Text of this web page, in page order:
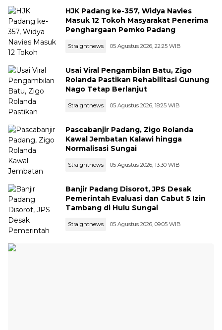
HJK Padang ke-357, Widya Navies
Masuk 12 Tokoh Masyarakat Penerima
Penghargaan Pemko Padang
Straightnews 05 Agustus 2026, 22:25 WIB
Usai Viral Pengambilan Batu, Zigo
Rolanda Pastikan Rehabilitasi Gunung
Nago Tetap Berlanjut
Straightnews 05 Agustus 2026, 18:25 WIB
Pascabanjir Padang, Zigo Rolanda
Kawal Jembatan Kalawi hingga
Normalisasi Sungai
Straightnews 05 Agustus 2026, 13:30 WIB
Banjir Padang Disorot, JPS Desak
Pemerintah Evaluasi dan Cabut 5 Izin
Tambang di Hulu Sungai
Straightnews 05 Agustus 2026, 09:05 WIB